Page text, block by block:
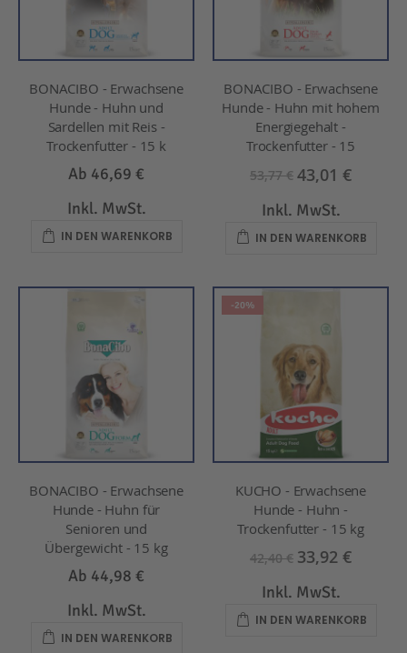
BONACIBO - Erwachsene
Hunde - Huhn und
Sardellen mit Reis -
Trockenfutter - 15 k
Ab 46,69 €
Inkl. MwSt.
IN DEN WARENKORB
BONACIBO - Erwachsene
Hunde - Huhn mit hohem
Energiegehalt -
Trockenfutter - 15
53,77 € 43,01 €
Inkl. MwSt.
IN DEN WARENKORB
BONACIBO - Erwachsene
Hunde - Huhn für
Senioren und
Übergewicht - 15 kg
Ab 44,98 €
Inkl. MwSt.
IN DEN WARENKORB
-20%
KUCHO - Erwachsene
Hunde - Huhn -
Trockenfutter - 15 kg
42,40 € 33,92 €
Inkl. MwSt.
IN DEN WARENKORB